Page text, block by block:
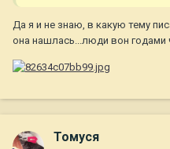
Да я и не знаю, в какую тему
она нашлась...люди вон годами
Томуся